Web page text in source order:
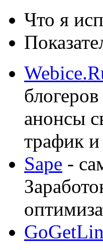
Что я
анонсы
трафик и
Sape -